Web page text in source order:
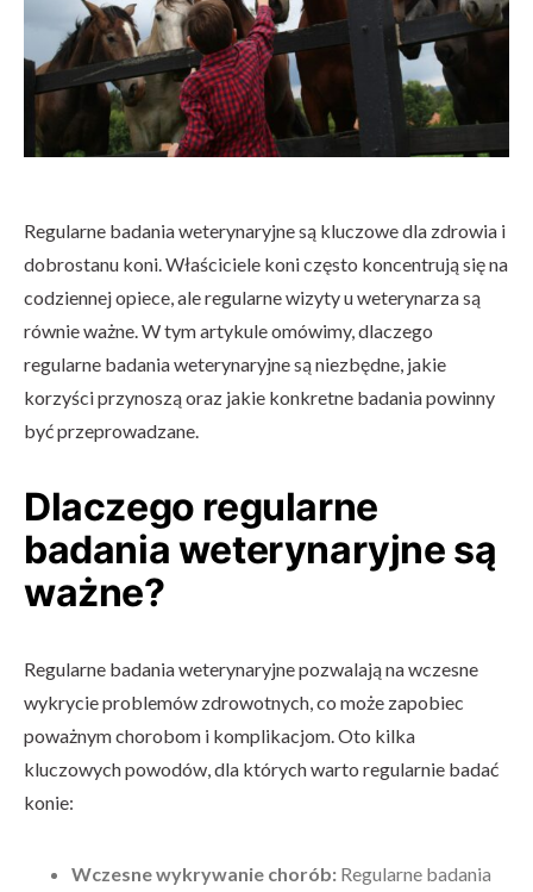
Regularne badania weterynaryjne są kluczowe dla zdrowia i
dobrostanu koni. Właściciele koni często koncentrują się na
codziennej opiece, ale regularne wizyty u weterynarza są
równie ważne. W tym artykule omówimy, dlaczego
regularne badania weterynaryjne są niezbędne, jakie
korzyści przynoszą oraz jakie konkretne badania powinny
być przeprowadzane.
Dlaczego regularne
badania weterynaryjne są
ważne?
Regularne badania weterynaryjne pozwalają na wczesne
wykrycie problemów zdrowotnych, co może zapobiec
poważnym chorobom i komplikacjom. Oto kilka
kluczowych powodów, dla których warto regularnie badać
konie:
Wczesne wykrywanie chorób: Regularne badania